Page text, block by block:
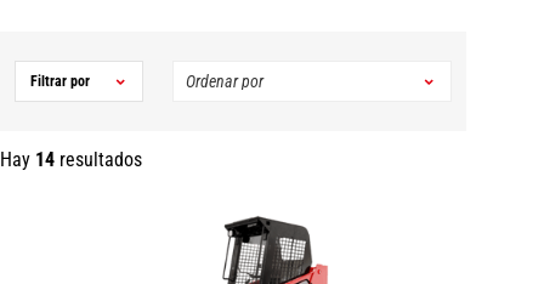
Hay 14 resultados
Filtrar por